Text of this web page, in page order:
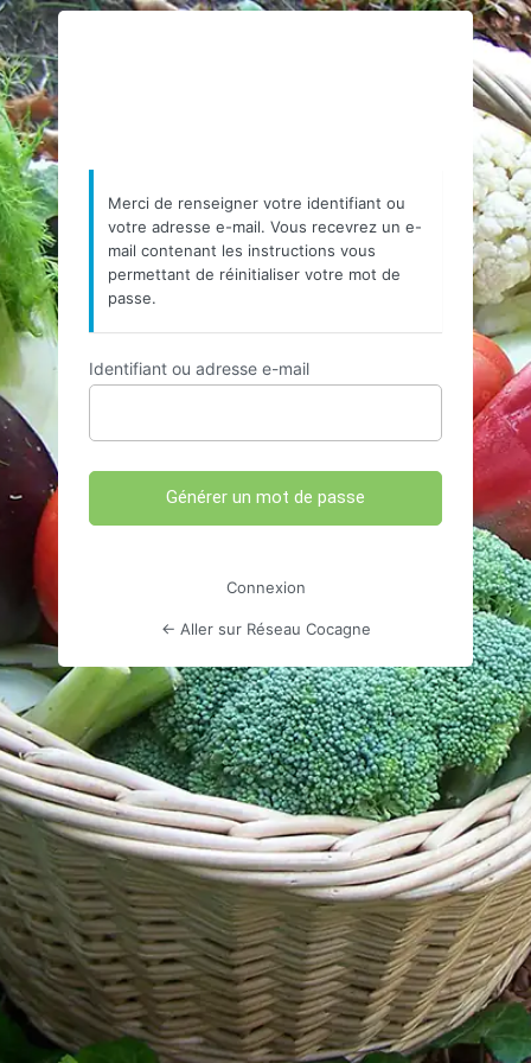
Mot
de
passe
oublié
https://
Merci de renseigner votre identifiant ou
votre adresse e-mail. Vous recevrez un e-
mail contenant les instructions vous
permettant de réinitialiser votre mot de
passe.
Identifiant ou adresse e-mail
Connexion
← Aller sur Réseau Cocagne